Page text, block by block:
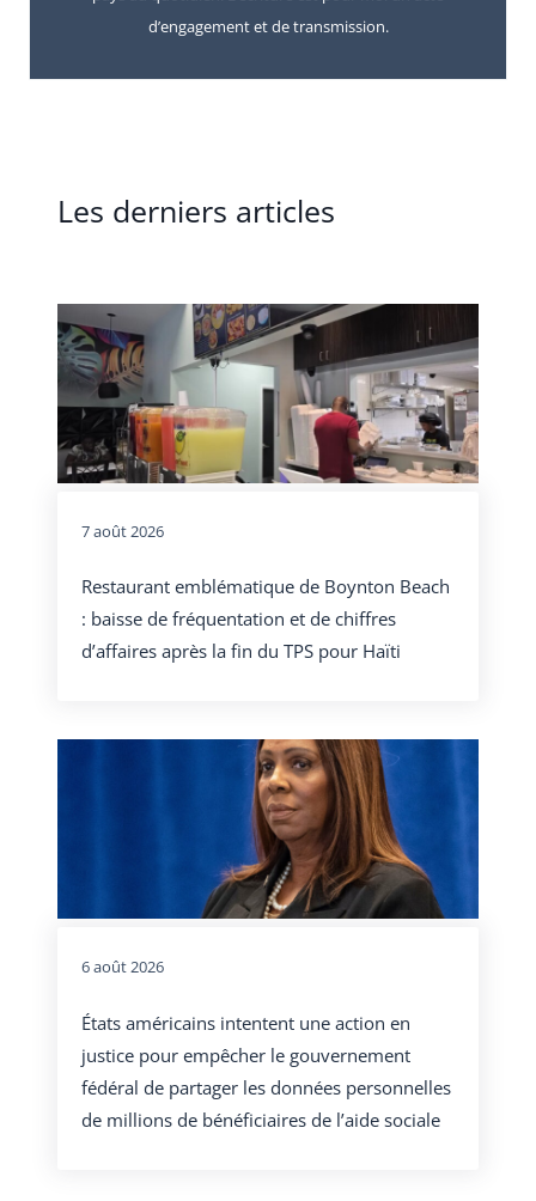
d’engagement et de transmission.
Les derniers articles
7 août 2026
Restaurant emblématique de Boynton Beach
: baisse de fréquentation et de chiffres
d’affaires après la fin du TPS pour Haïti
6 août 2026
États américains intentent une action en
justice pour empêcher le gouvernement
fédéral de partager les données personnelles
de millions de bénéficiaires de l’aide sociale